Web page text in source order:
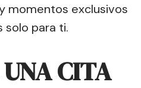
momentos exclusivos
solo para ti.
CITA